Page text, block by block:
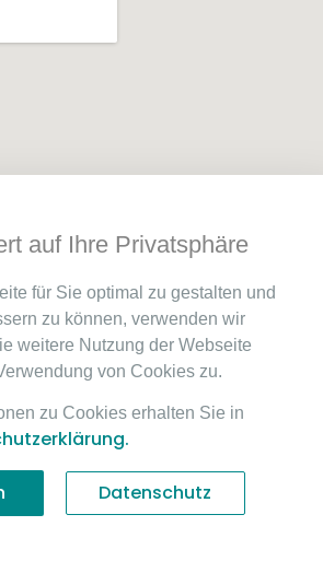
| Powered by
auf Ihre Privatsphäre
für Sie optimal zu gestalten und
zu können, verwenden wir
weitere Nutzung der Webseite
von Cookies zu.
zu Cookies erhalten Sie in
Datenschutz